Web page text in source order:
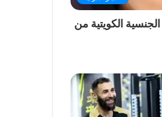
الكويتية من